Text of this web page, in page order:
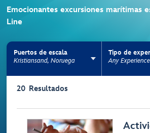
Emocionantes excursiones marítimas
Line
Puertos de escala
Kristiansand, Noruega
Tipo de
Any Experience
20 Resultados
Browse list